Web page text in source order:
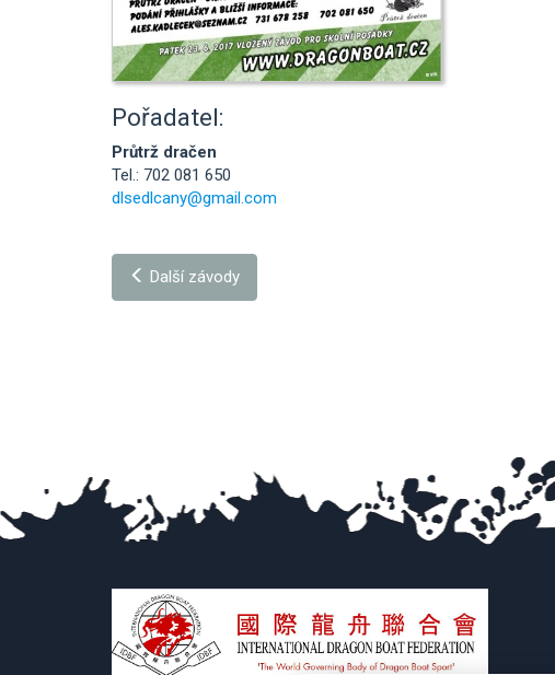
Pořadatel:
Průtrž dračen
Tel.: 702 081 650
dlsedlcany@gmail.com
Další závody